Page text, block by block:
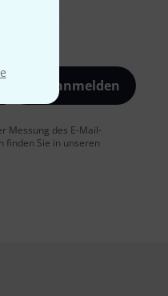
Jetzt anmelden
Messung des E-Mail-
finden Sie in unseren